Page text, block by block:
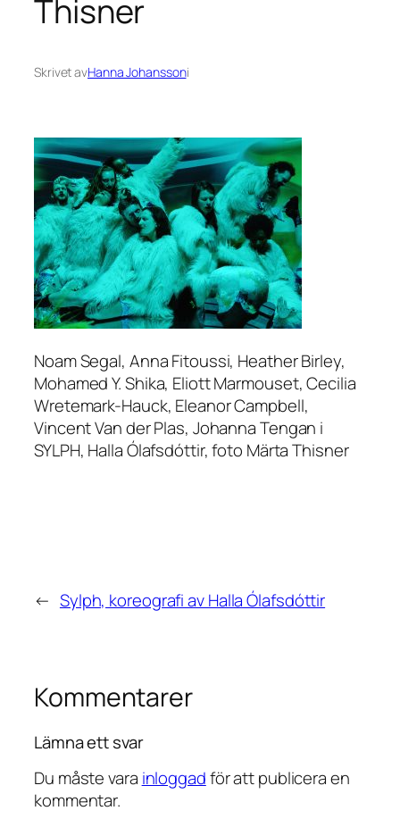
Thisner
Skrivet avHanna Johanssoni
Noam Segal, Anna Fitoussi, Heather Birley,
Mohamed Y. Shika, Eliott Marmouset, Cecilia
Wretemark-Hauck, Eleanor Campbell,
Vincent Van der Plas, Johanna Tengan i
SYLPH, Halla Ólafsdóttir, foto Märta Thisner
← Sylph, koreografi av Halla Ólafsdóttir
Kommentarer
Lämna ett svar
Du måste vara inloggadför att publicera en
kommentar.